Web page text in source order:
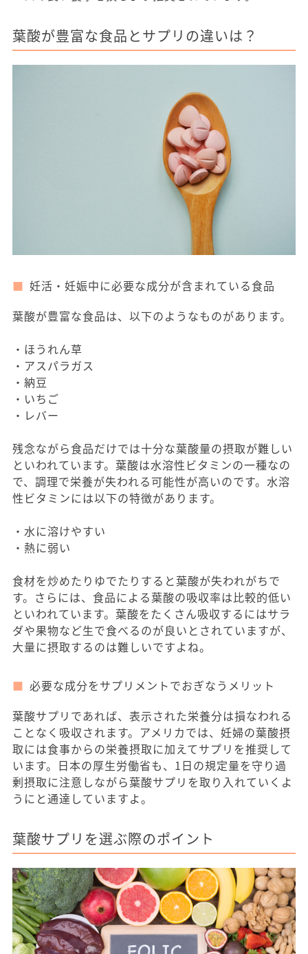
葉酸が豊富な食品とサプリの違いは？
妊活・妊娠中に必要な成分が含まれている食品
葉酸が豊富な食品は、以下のようなものがあります。
・ほうれん草
・アスパラガス
・納豆
・いちご
・レバー
残念ながら食品だけでは十分な葉酸量の摂取が難しい
といわれています。葉酸は水溶性ビタミンの一種なの
で、調理で栄養が失われる可能性が高いのです。水溶
性ビタミンには以下の特徴があります。
・水に溶けやすい
・熱に弱い
食材を炒めたりゆでたりすると葉酸が失われがちで
す。さらには、食品による葉酸の吸収率は比較的低い
といわれています。葉酸をたくさん吸収するにはサラ
ダや果物など生で食べるのが良いとされていますが、
大量に摂取するのは難しいですよね。
必要な成分をサプリメントでおぎなうメリット
葉酸サプリであれば、表示された栄養分は損なわれる
ことなく吸収されます。アメリカでは、妊婦の葉酸摂
取には食事からの栄養摂取に加えてサプリを推奨して
います。日本の厚生労働省も、1日の規定量を守り過
剰摂取に注意しながら葉酸サプリを取り入れていくよ
うにと通達していますよ。
葉酸サプリを選ぶ際のポイント